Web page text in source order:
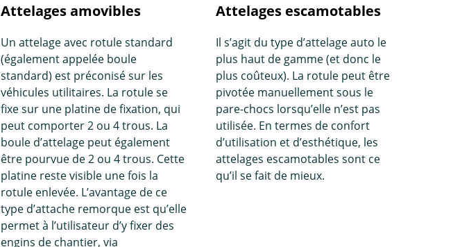
Attelages amovibles
Un attelage avec rotule standard
(également appelée boule
standard) est préconisé sur les
véhicules utilitaires. La rotule se
fixe sur une platine de fixation, qui
peut comporter 2 ou 4 trous. La
boule d’attelage peut également
être pourvue de 2 ou 4 trous. Cette
platine reste visible une fois la
rotule enlevée. L’avantage de ce
type d’attache remorque est qu’elle
permet à l’utilisateur d’y fixer des
engins de chantier, via
Attelages escamotables
Il s’agit du type d’attelage auto le
plus haut de gamme (et donc le
plus coûteux). La rotule peut être
pivotée manuellement sous le
pare-chocs lorsqu’elle n’est pas
utilisée. En termes de confort
d’utilisation et d’esthétique, les
attelages escamotables sont ce
qu’il se fait de mieux.